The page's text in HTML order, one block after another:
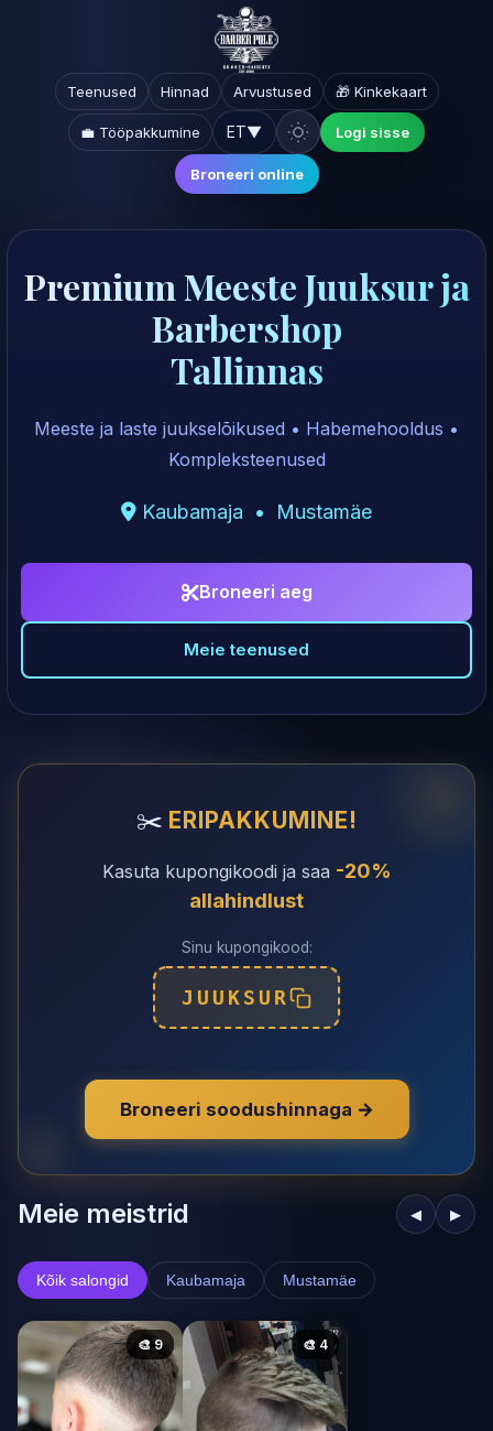
Teenused Hinnad Arvustused 🎁 Kinkekaart
💼 Tööpakkumine ET▼ Logi sisse
Broneeri online
Premium Meeste Juuksur ja
Barbershop
Tallinnas
Meeste ja laste juukselõikused • Habemehooldus •
Kompleksteenused
Kaubamaja • Mustamäe
Broneeri aeg
Meie teenused
✂️ ERIPAKKUMINE!
Kasuta kupongikoodi ja saa -20%
allahindlust
Sinu kupongikood:
JUUKSUR
Broneeri soodushinnaga →
Meie meistrid ◀ ▶
Kõik salongid Kaubamaja Mustamäe
🎨 9 🎨 4